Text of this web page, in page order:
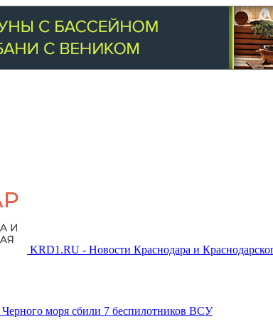
KRD1.RU - Новости Краснодара и
моря сбили 7 беспилотников ВСУ